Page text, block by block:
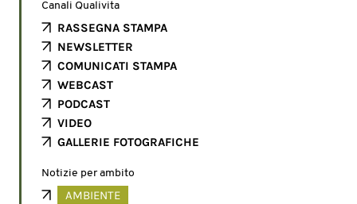
Canali Qualivita
RASSEGNA STAMPA
NEWSLETTER
COMUNICATI STAMPA
WEBCAST
PODCAST
VIDEO
GALLERIE FOTOGRAFICHE
Notizie per ambito
AMBIENTE